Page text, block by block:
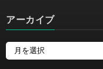
アーカイブ